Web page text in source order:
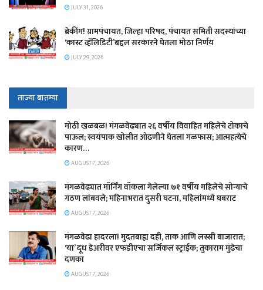
JULY 31, 2026
ब्रेकींग! ग्रामपंचायत, जिल्हा परिषद, पंचायत समिती सदस्यांच्या
‘कास्ट व्हॅलिडिटी’बद्दल सरकारने घेतला मोठा निर्णय
JULY 29, 2026
ताज्या बातम्या
मोठी खळबळ! मंगळवेढ्यात २६ वर्षीय विवाहित महिलेचे टोकाचे
पाऊल; स्वयंपाक खोलीत ओढणीने घेतला गळफास; आत्महत्येचे
कारण…
AUGUST 7, 2026
मंगळवेढ्यात मॉर्निंग वॉकला गेलेल्या ७१ वर्षीय महिलेचे सोन्याचे
गंठण लांबवले; महिनाभरात दुसरी घटना, महिलांमध्ये घबराट
AUGUST 7, 2026
​मंगळवेढा हादरला! मुदतबाह्य दही, ताक आणि लस्सी बाजारात;
‘या’ दूध डेअरीवर एफडीएचा सर्जिकल स्ट्राईक; ​तुकाराम मुंढेचा
दणका
AUGUST 7, 2026